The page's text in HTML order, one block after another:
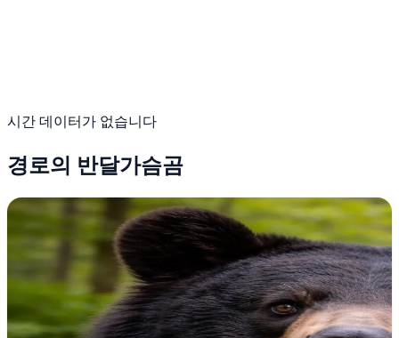
시간 데이터가 없습니다
경로의 반달가슴곰